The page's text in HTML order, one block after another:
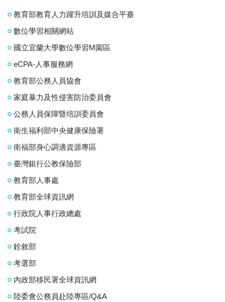
教育部教育人力躍升培訓及媒合平臺
數位學習相關網站
國立宜蘭大學數位學習M園區
eCPA-人事服務網
教育部公務人員協會
家庭暴力及性侵害防治委員會
公務人員保障暨培訓委員會
衛生福利部中央健康保險署
衛福部身心調適資源專區
臺灣銀行公教保險部
教育部人事處
教育部全球資訊網
行政院人事行政總處
考試院
銓敘部
考選部
內政部移民署全球資訊網
陸委會公務員赴陸專區/Q&A